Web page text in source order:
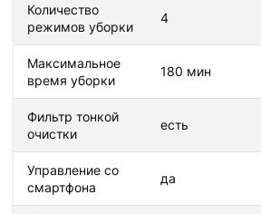
Количество
режимов уборки
4
Максимальное
время уборки
180 мин
Фильтр тонкой
очистки
есть
Управление со
смартфона
да